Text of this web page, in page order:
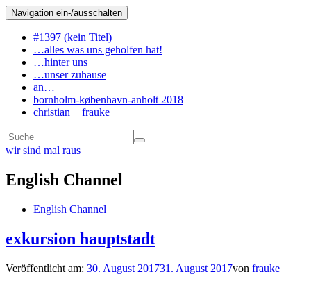
Navigation ein-/ausschalten
#1397 (kein Titel)
…alles was uns geholfen hat!
…hinter uns
…unser zuhause
an…
bornholm-københavn-anholt 2018
christian + frauke
wir sind mal raus
English Channel
English Channel
exkursion hauptstadt
Veröffentlicht am: 30. August 201731. August 2017von frauke